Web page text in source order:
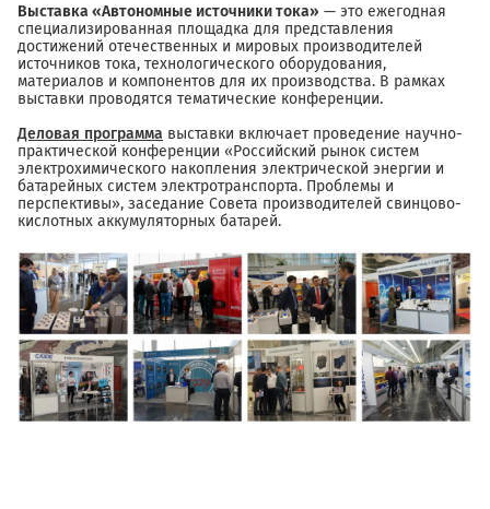
Выставка «Автономные источники тока» — это ежегодная
специализированная площадка для представления
достижений отечественных и мировых производителей
источников тока, технологического оборудования,
материалов и компонентов для их производства. В рамках
выставки проводятся тематические конференции.
Деловая программа выставки включает проведение научно-
практической конференции «Российский рынок систем
электрохимического накопления электрической энергии и
батарейных систем электротранспорта. Проблемы и
перспективы», заседание Совета производителей свинцово-
кислотных аккумуляторных батарей.